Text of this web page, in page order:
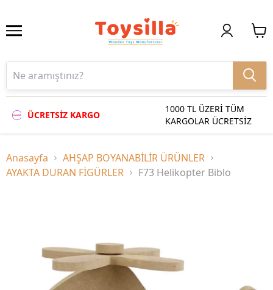
ÜCRETSİZ KARGO
1000 TL ÜZERİ TÜM
KARGOLAR ÜCRETSİZ
Anasayfa
AHŞAP BOYANABİLİR ÜRÜNLER
AYAKTA DURAN FİGÜRLER
F73 Helikopter Biblo